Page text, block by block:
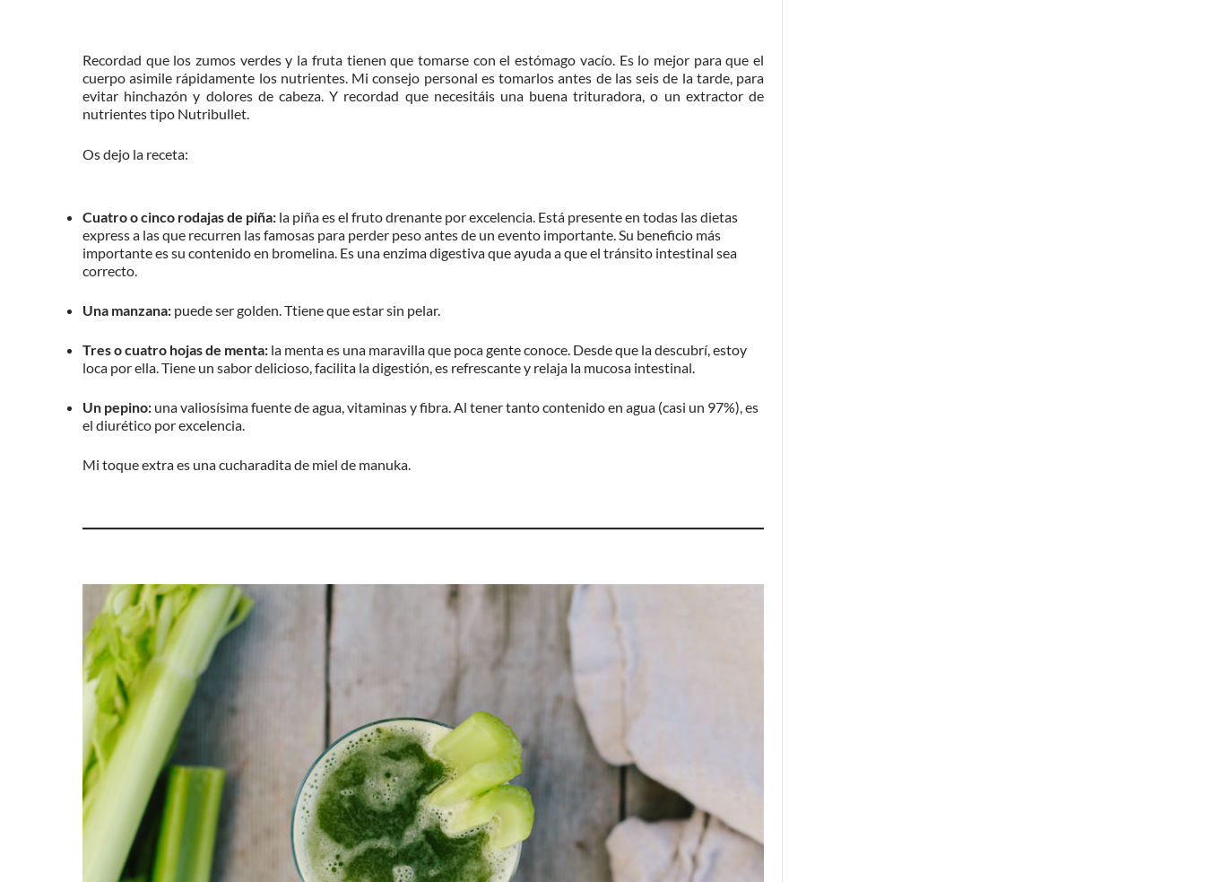
Recordad que los zumos verdes y la fruta tienen que tomarse con el estómago vacío. Es lo mejor para que el
cuerpo asimile rápidamente los nutrientes. Mi consejo personal es tomarlos antes de las seis de la tarde, para
evitar hinchazón y dolores de cabeza. Y recordad que necesitáis una buena trituradora, o un extractor de
nutrientes tipo Nutribullet.
Os dejo la receta:
Cuatro o cinco rodajas de piña: la piña es el fruto drenante por excelencia. Está presente en todas las dietas
express a las que recurren las famosas para perder peso antes de un evento importante. Su beneficio más
importante es su contenido en bromelina. Es una enzima digestiva que ayuda a que el tránsito intestinal sea
correcto.
Una manzana: puede ser golden. Ttiene que estar sin pelar.
Tres o cuatro hojas de menta: la menta es una maravilla que poca gente conoce. Desde que la descubrí, estoy
loca por ella. Tiene un sabor delicioso, facilita la digestión, es refrescante y relaja la mucosa intestinal.
Un pepino: una valiosísima fuente de agua, vitaminas y fibra. Al tener tanto contenido en agua (casi un 97%), es
el diurético por excelencia.
Mi toque extra es una cucharadita de miel de manuka.